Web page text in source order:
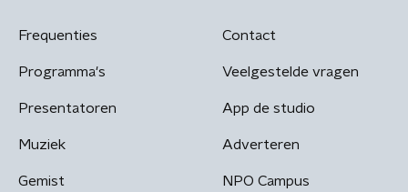
Frequenties
Programma's
Presentatoren
Muziek
Gemist
Contact
Veelgestelde vragen
App de studio
Adverteren
NPO Campus